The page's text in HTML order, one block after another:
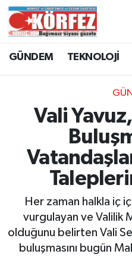
GÜNDEM TEKNOLOJİ
Vali
Her zaman halkla iç
vurgulayan ve Valilik
olduğunu belirten Vali
buluşmasını bugün
Trafik Durumu
Süper Lig Puan
Tüm Manşetler
Son Dakika Haberleri
Haber Arşivi